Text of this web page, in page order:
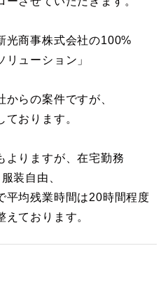
光商事株式会社の100%
ューション」
らの案件ですが、
おります。
よりますが、在宅勤務
装自由、
平均残業時間は20時間程度
ております。